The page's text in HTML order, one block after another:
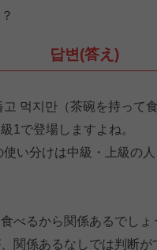
답변(答え)
고 먹지만（茶碗を持って
1で登場しますよね。
使い分けは中級・上級の
べるから関係あるでしょ
関係あるなしでは判断が